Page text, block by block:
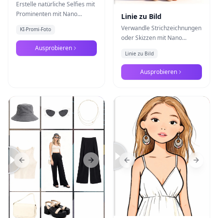
Erstelle natürliche Selfies mit
Prominenten mit Nano
realistische
Fotokompositionstechnologie
KI-Promi-Foto
Ausprobieren
Linie zu Bild
Verwandle Strichzeichnungen
oder Skizzen mit Nano
kolorierte und detaillierte
Bilder mit realistischen oder
stilisierten Effekten
Linie zu Bild
Ausprobieren
Previous slide Next slide Previous slide Next